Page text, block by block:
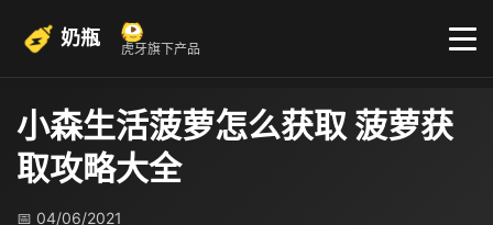
奶瓶 虎牙旗下产品
小森生活菠萝怎么获取 菠萝获
取攻略大全
📅 04/06/2021